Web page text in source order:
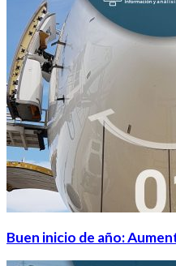
Buen inicio de año: